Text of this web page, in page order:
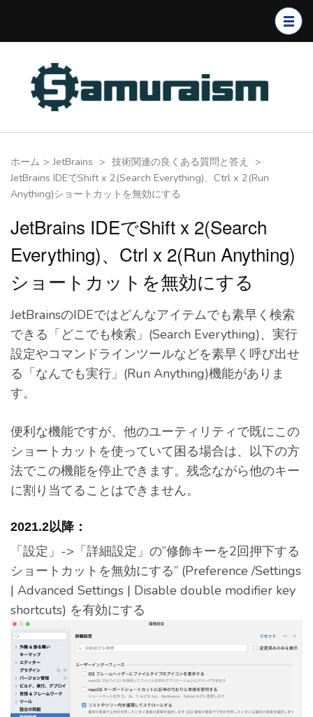
ッ
プ
(Enter
す)
ホーム > JetBrains > 技術関連の良くある質問と答え
>
JetBrains IDEでShift x 2(Search Everything)、Ctrl x 2(Run
Anything)ショートカットを無効にする
JetBrains IDEでShift x 2(Search
Everything)、Ctrl x 2(Run Anything)
ショートカットを無効にする
JetBrainsのIDEではどんなアイテムでも素早く検索
できる「どこでも検索」(Search Everything)、実行
設定やコマンドラインツールなどを素早く呼び出せ
る「なんでも実行」(Run Anything)機能がありま
す。
便利な機能ですが、他のユーティリティで既にこの
ショートカットを使っていて困る場合は、以下の方
法でこの機能を停止できます。残念ながら他のキー
に割り当てることはできません。
2021.2以降：
「設定」->「詳細設定」の”修飾キーを2回押下する
ショートカットを無効にする” (Preference /Settings
| Advanced Settings | Disable double modifier key
shortcuts) を有効にする